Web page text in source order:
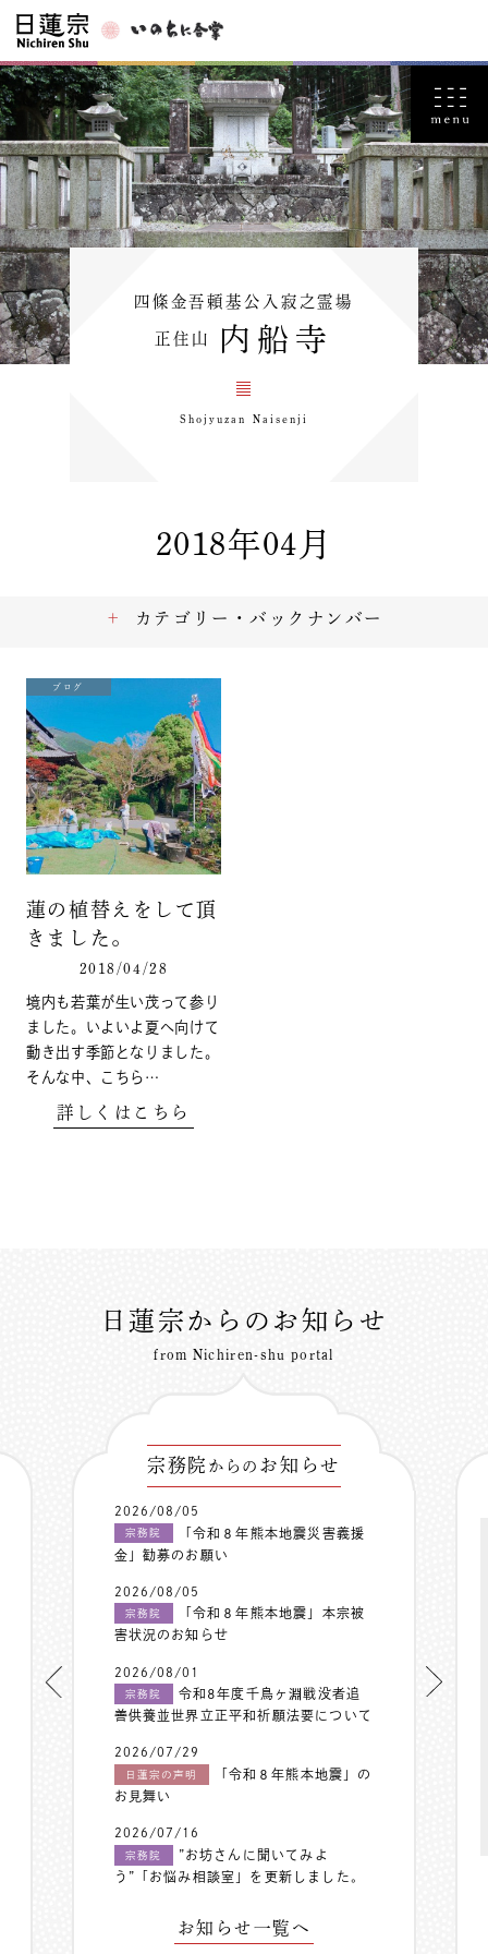
四條金吾頼基公入寂之霊場
正住山 内船寺
Shojyuzan Naisenji
2018年04月
ブログ
蓮の植替えをして頂
きました。
2018/04/28
境内も若葉が生い茂って参り
ました。いよいよ夏へ向けて
動き出す季節となりました。
そんな中、こちら…
詳しくはこちら
カテゴリー・バックナンバー
日蓮宗からのお知らせ
from Nichiren-shu portal
宗務院 からの お知らせ
2026/08/05
宗務院
「令和８年熊本地震災害義援
金」勧募のお願い
2026/08/05
宗務院
「令和８年熊本地震」本宗被
害状況のお知らせ
2026/08/01
宗務院
令和8年度千鳥ヶ淵戦没者追
善供養並世界立正平和祈願法要について
2026/07/29
日蓮宗の声明
「令和８年熊本地震」の
お見舞い
2026/07/16
宗務院
”お坊さんに聞いてみよ
う”「お悩み相談室」を更新しました。
お知らせ一覧へ